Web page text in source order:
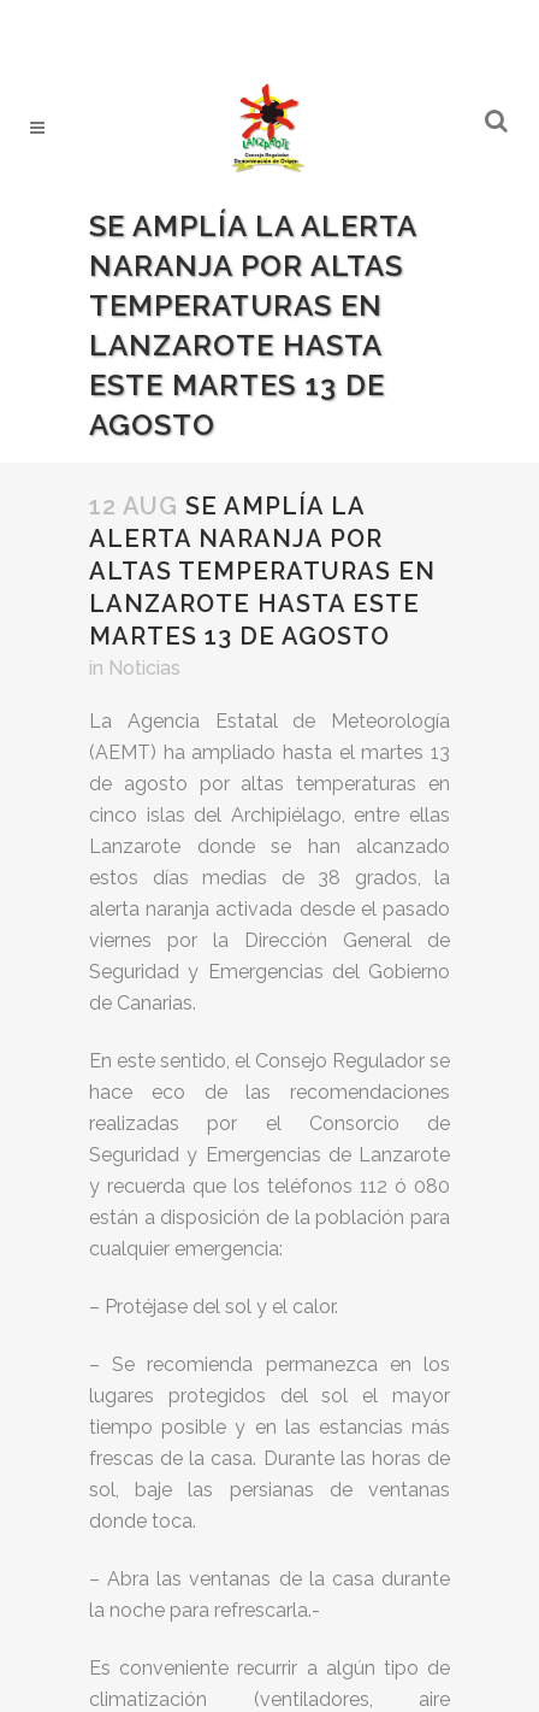
SE AMPLÍA LA ALERTA
NARANJA POR ALTAS
TEMPERATURAS EN
LANZAROTE HASTA
ESTE MARTES 13 DE
AGOSTO
12 AUG SE AMPLÍA LA
ALERTA NARANJA POR
ALTAS TEMPERATURAS EN
LANZAROTE HASTA ESTE
MARTES 13 DE AGOSTO
in Noticias
La Agencia Estatal de Meteorología
(AEMT) ha ampliado hasta el martes 13
de agosto por altas temperaturas en
cinco islas del Archipiélago, entre ellas
Lanzarote donde se han alcanzado
estos días medias de 38 grados, la
alerta naranja activada desde el pasado
viernes por la Dirección General de
Seguridad y Emergencias del Gobierno
de Canarias.
En este sentido, el Consejo Regulador se
hace eco de las recomendaciones
realizadas por el Consorcio de
Seguridad y Emergencias de Lanzarote
y recuerda que los teléfonos 112 ó 080
están a disposición de la población para
cualquier emergencia:
– Protéjase del sol y el calor.
– Se recomienda permanezca en los
lugares protegidos del sol el mayor
tiempo posible y en las estancias más
frescas de la casa. Durante las horas de
sol, baje las persianas de ventanas
donde toca.
– Abra las ventanas de la casa durante
la noche para refrescarla.-
Es conveniente recurrir a algún tipo de
climatización (ventiladores, aire